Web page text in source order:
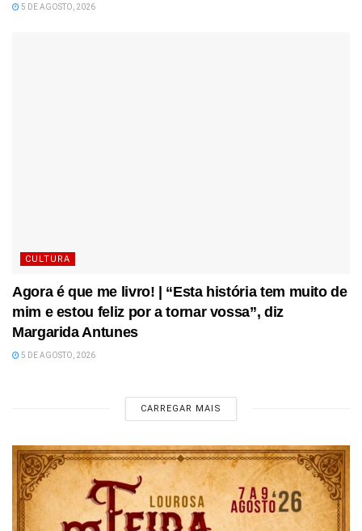
5 DE AGOSTO, 2026
CULTURA
Agora é que me livro! | “Esta história tem muito de
mim e estou feliz por a tornar vossa”, diz
Margarida Antunes
5 DE AGOSTO, 2026
CARREGAR MAIS